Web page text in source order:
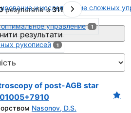
и исследование сложных
управление 1
рукописей 1
1 Физика Солнца
результатів із311 На наступну
результати
of post-AGB star
01005+7910
Nasonov, D.S.